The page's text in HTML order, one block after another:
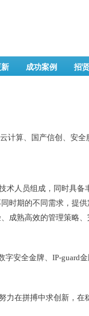
成功案例 招
算、国产信创、安全
人员组成，同时具
时期的不同需求，提
成熟高效的管理策略
安全金牌、IP-guard
在拼搏中求创新，